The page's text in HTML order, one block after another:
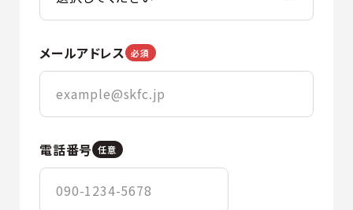
メールアドレス 必須
電話番号 任意